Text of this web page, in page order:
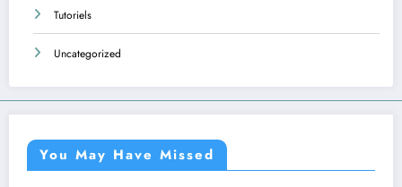
Tutoriels
Uncategorized
You May Have Missed